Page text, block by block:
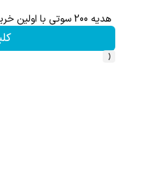
هدیه 200 سوتی با اولین خرید از گرمی،همین حالا ثبت نام کن
‹